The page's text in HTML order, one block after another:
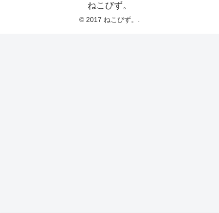
ねこびず。
© 2017 ねこびず。.